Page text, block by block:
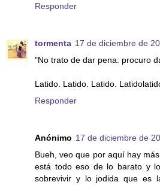
Responder
tormenta 17 de diciembre de
"No trato de dar pena: procuro
Latido. Latido. Latido.
Responder
Anónimo 17 de diciembre de
Bueh, veo que por aquí hay
está todo eso de lo barato y
sobrevivir y lo jodida que es